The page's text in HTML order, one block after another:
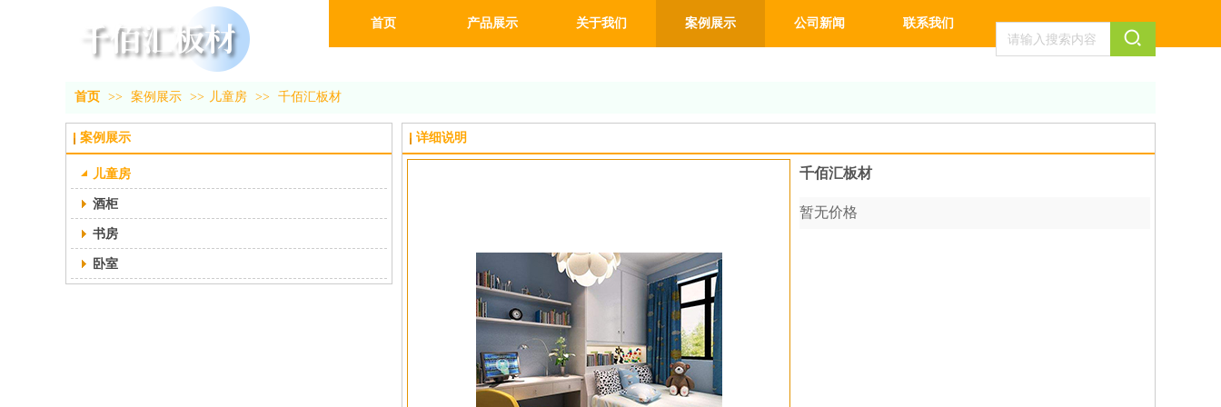
首页 产品展示 关于我们 案例展示 公司新闻 联系我们
首页 >> 案例展示 >> 儿童房 >> 千佰汇板材
案例展示
儿童房
酒柜
书房
卧室
详细说明
千佰汇板材
暂无价格